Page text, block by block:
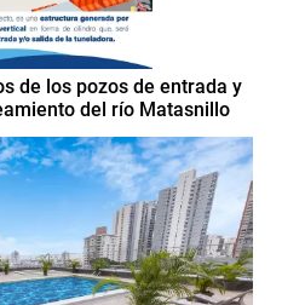
de los pozos de entrada y
del río Matasnillo